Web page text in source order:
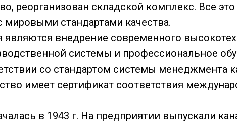
реорганизован складской комплекс. Все
стандартами качества.
внедрение современного
системы и профессиональное
со стандартом системы менеджмента
имеет сертификат соответствия
в 1943 г. На предприятии выпускали